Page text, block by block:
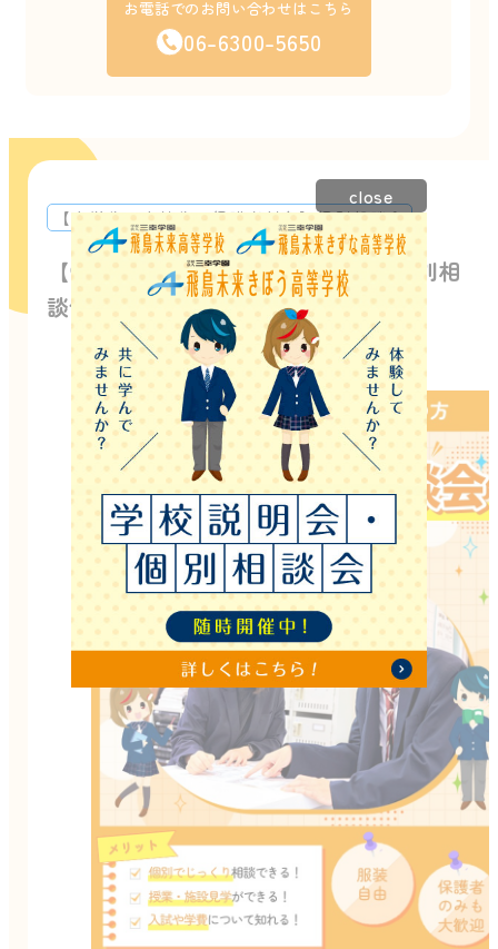
お電話でのお問い合わせはこちら
06-6300-5650
【中学生・高校生・保護者対象】個別相
談会
【中学生・高校生・保護者対象】個別相談会
close